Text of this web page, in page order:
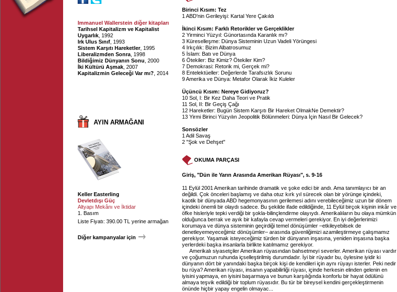
Immanuel Wallerstein diğer kitapları
Tarihsel Kapitalizm ve Kapitalist
Uygarlık , 1992
Irk Ulus Sınıf , 1993
Sistem Karşıtı Hareketler, 1995
Liberalizmden Sonra , 1998
Bildiğimiz Dünyanın Sonu , 2000
İki Kültürü Aşmak , 2007
Kapitalizmin Geleceği Var mı? , 2014
AYIN ARMAĞANI
Keller Easterling
Devletdışı Güç
Altyapı Mekânı ve İktidar
1. Basım
Liste Fiyatı: 390.00 TL yerine armağan
Diğer kampanyalar için
Birinci Kısım: Tez
1 ABD'nin Gerileyişi: Kartal Yere Çakıldı
İkinci Kısım: Farklı Retorikler ve Gerçeklikler
2 Yirminci Yüzyıl: Günortasında Karanlık mı?
3 Küreselleşme: Dünya Sisteminin Uzun Vadeli Yörüngesi
4 Irkçılık: Bizim Albatrosumuz
5 İslam: Batı ve Dünya
6 Ötekiler: Biz Kimiz? Ötekiler Kim?
7 Demokrasi: Retorik mi, Gerçek mi?
8 Entelektüeller: Değerlerde Tarafsızlık Sorunu
9 Amerika ve Dünya: Metafor Olarak İkiz Kuleler
Üçüncü Kısım: Nereye Gidiyoruz?
10 Sol, I: Bir Kez Daha Teori ve Pratik
11 Sol, II: Bir Geçiş Çağı
12 Hareketler: Bugün Sistem Karşıtı Bir Hareket OlmakNe Demektir?
13 Yirmi Birinci Yüzyılın Jeopolitik Bölünmeleri: Dünya İçin Nasıl Bir Gelecek?
Sonsözler
1 Adil Savaş
2 "Şok ve Dehşet"
OKUMA PARÇASI
Giriş, "Dün ile Yarın Arasında Amerikan Rüyası", s. 9-16
11 Eylül 2001 Amerikan tarihinde dramatik ve şoke edici bir andı. Ama tanımlayıcı bir an
değildi. Çok önceleri başlamış ve daha otuz kırk yıl sürecek olan bir yörünge içindeki,
kaotik bir dünyada ABD hegemonyasının gerilemesi adını verebileceğimiz uzun bir dönem
içindeki önemli bir olaydı sadece. Bu şekilde ifade edildiğinde, 11 Eylül birçok kişinin inkâr ve
öfke hisleriyle tepki verdiği bir şokla-bilinçlendirme olayıydı. Amerikalıların bu olaya mümkün
olduğunca berrak ve ayık bir kafayla cevap vermeleri gerekiyor. En iyi değerlerimizi
korumaya ve dünya sisteminin geçirdiği temel dönüşümler –etkileyebilsek de
denetleyemeyeceğimiz dönüşümler– arasında güvenliğimizi azamileştirmeye çalışmamız
gerekiyor. Yaşamak isteyeceğimiz türden bir dünyanın inşasına, yeniden inşasına başka
yerlerdeki başka insanlarla birlikte katılmamız gerekiyor.
Amerikalı siyasetçiler Amerikan rüyasından bahsetmeyi severler. Amerikan rüyası vardır
ve çoğumuzun ruhunda içselleştirilmiş durumdadır. İyi bir rüyadır bu, öylesine iyidir ki
dünyanın dört bir yanındaki başka birçok kişi de kendileri için aynı rüyayı isterler. Peki nedir
bu rüya? Amerikan rüyası, insanın yapabilirliği rüyası, içinde herkesin elinden gelenin en
iyisini yapmaya, en iyisini başarmaya ve bunun karşılığında konforlu bir hayat ödülünü
almaya teşvik edildiği bir toplum rüyasıdır. Bu tür bir bireysel kendini gerçekleştirmenin
önünde hiçbir yapay engelin olmayac...